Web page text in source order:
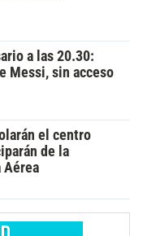
a las 20.30:
Messi, sin acceso
el centro
de la
Aérea